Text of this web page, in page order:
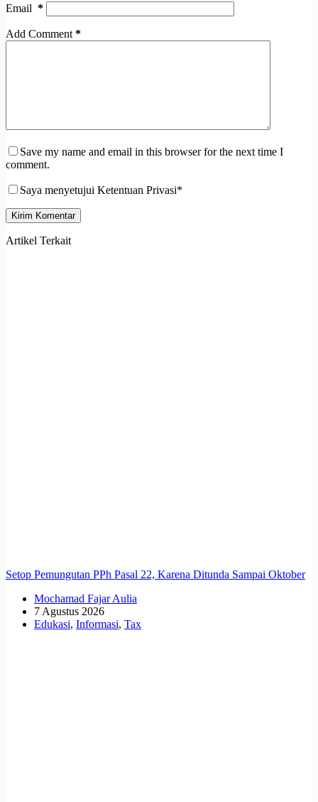
Email *
Add Comment*
Save my name and email in this browser for the next time I
comment.
Saya menyetujui Ketentuan Privasi*
Kirim Komentar
Artikel Terkait
Setop Pemungutan PPh Pasal 22, Karena Ditunda Sampai Oktober
Mochamad Fajar Aulia
7 Agustus 2026
Edukasi, Informasi, Tax